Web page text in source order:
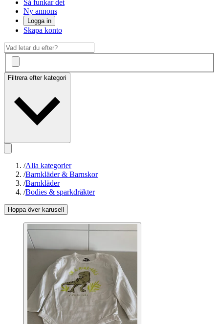
Så funkar det
Ny annons
Logga in
Skapa konto
Filtrera efter kategori
/Alla kategorier
/Barnkläder & Barnskor
/Barnkläder
/Bodies & sparkdräkter
Hoppa över karusell